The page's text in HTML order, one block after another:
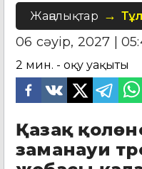
Жаңалықтар
06 сәуір, 2027 |
2 мин. - оқу уақыты
Қазақ
заманауи